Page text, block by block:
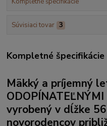
Súvisiaci tovar 3
Kompletné špecifikácie
Mäkký a príjemný
vyrobený v dĺžke
novorodencov